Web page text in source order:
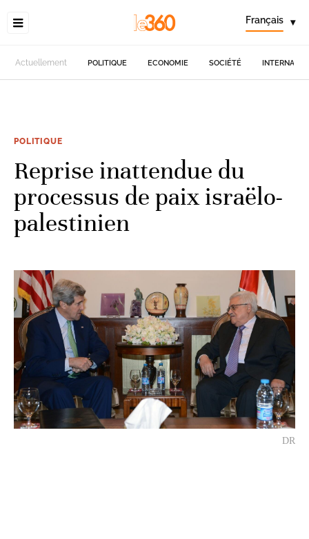
Français ▾
Actuellement POLITIQUE ECONOMIE SOCIÉTÉ
POLITIQUE
Reprise inattendue du
processus de paix israëlo-
palestinien
DR